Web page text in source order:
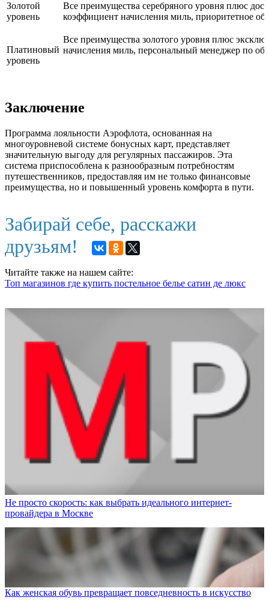
Золотой
уровень
Все преимущества серебряного уровня плюс
коэффициент начисления миль, приоритетное
Платиновый
уровень
Все преимущества золотого уровня плюс
начисления миль, персональный менеджер по
Заключение
Программа лояльности Аэрофлота, основанная на
многоуровневой системе бонусных карт, представляет
значительную выгоду для регулярных пассажиров. Эта
система приспособлена к разнообразным потребностям
путешественников, предоставляя им не только финансовые
преимущества, но и повышенный уровень комфорта в пути.
Забирай себе, расскажи
друзьям!
Читайте также на нашем сайте:
Топ магазинов где купить постельное белье сатин де люкс
Не просто скорость: как выбрать идеального интернет-
провайдера в Москве
Как женская обувь превращает повседневность в искусство